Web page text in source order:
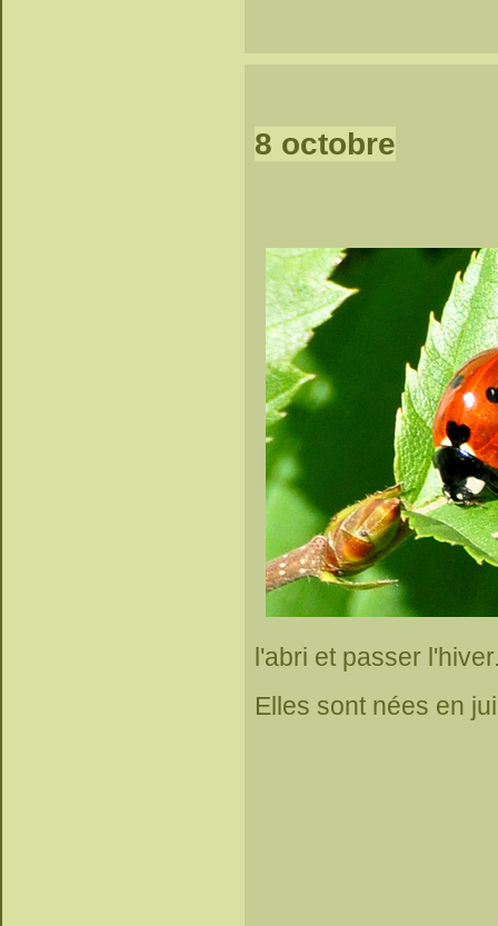
8 octobre
l'abri et passer
Elles sont nées en